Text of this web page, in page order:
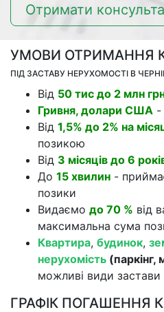
Отримати
УМОВИ ОТРИМАННЯ
ПІД ЗАСТАВУ НЕРУХОМОСТІ В
Від 50 тис до 2 млн
Гривня, долари США -
Від 1,5% до 2% на
позикою
Від 3 місяців до 6
До 15 хвилин -
позики
Видаємо до 70 % від
максимальна сума
Квартира, будинок,
нерухомість (паркінг,
можливі види
ГРАФІК ПОГАШЕННЯ